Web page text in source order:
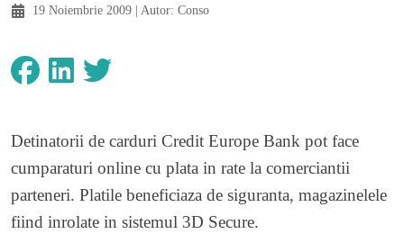
19 Noiembrie 2009 | Autor: Conso
Detinatorii de carduri Credit Europe Bank pot face
cumparaturi online cu plata in rate la comerciantii
parteneri. Platile beneficiaza de siguranta, magazinelele
fiind inrolate in sistemul 3D Secure.